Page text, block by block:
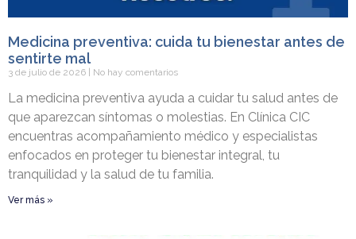
Medicina preventiva: cuida tu bienestar antes de
sentirte mal
3 de julio de 2026 No hay comentarios
La medicina preventiva ayuda a cuidar tu salud antes de
que aparezcan síntomas o molestias. En Clínica CIC
encuentras acompañamiento médico y especialistas
enfocados en proteger tu bienestar integral, tu
tranquilidad y la salud de tu familia.
Ver más »